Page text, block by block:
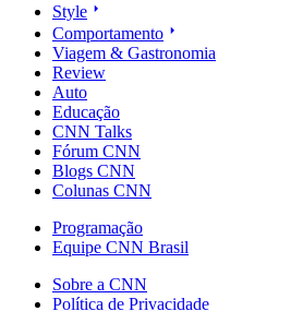
Style
Comportamento
Viagem & Gastronomia
Review
Auto
Educação
CNN Talks
Fórum CNN
Blogs CNN
Colunas CNN
Programação
Equipe CNN Brasil
Sobre a CNN
Política de Privacidade